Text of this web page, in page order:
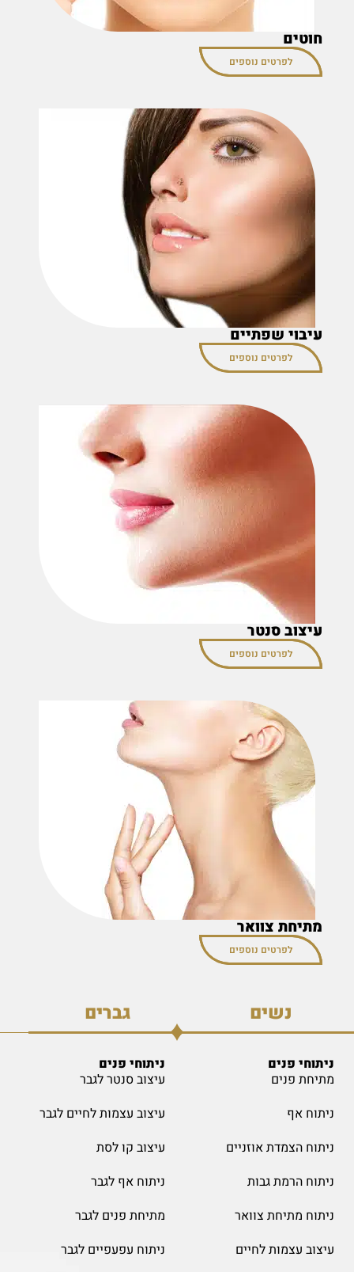
חוטים
לפרטים נוספים
עיבוי שפתיים
לפרטים נוספים
עיצוב סנטר
לפרטים נוספים
מתיחת צוואר
לפרטים נוספים
גברים נשים
ניתוחי פנים
מתיחת פנים
ניתוח אף
ניתוח הצמדת אוזניים
ניתוח הרמת גבות
ניתוח מתיחת צוואר
עיצוב עצמות לחיים
ניתוחי פנים
עיצוב סנטר לגבר
עיצוב עצמות לחיים לגבר
עיצוב קו לסת
ניתוח אף לגבר
מתיחת פנים לגבר
ניתוח עפעפיים לגבר